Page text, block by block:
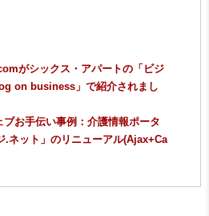
がシックス・アパートの「ビジ
on business」で紹介されまし
ブお手伝い事例：介護情報ポータ
.ネット」のリニューアル(Ajax+Ca